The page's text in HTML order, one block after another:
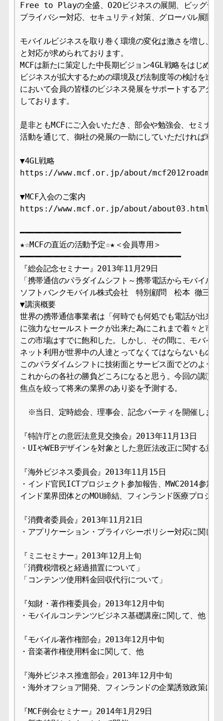
Free to Playの全盛、O2Oビジネスの展開、ビッグデー
プライバシー対応、セキュリティ対策、グローバル展開、
モバイルビジネスを取り巻く環境の変化は激さを増し、
と対応が求められております。
MCFは新たに策定した中長期ビジョン4GL戦略をはじめ、
ビジネスが拡大するための環境及び法制度等の検討を進
において会員の皆様のビジネス発展をサポートするアク
しております。
是非ともMCFにご入会いただき、部会や勉強会、セミナー
活動を通じて、御社の発展の一助にしていただければ幸
▼4GL戦略
https://www.mcf.or.jp/about/
▼MCF入会のご案内
https://www.mcf.or.jp/about/about03.html
━━━━━━━━━━━━━━━━━━━━━━━━━━━━━━━━━━
★☆MCFの直近の活動予定☆★＜会員専用＞
━━━━━━━━━━━━━━━━━━━━━━━━━━━━━━━━━━
『総会記念セミナー』2013年11月29日
「携帯通信のパラダイムシフト～携帯電話からモバイル
ソフトバンクモバイル株式会社　特別顧問　松本 徹三 様
▼講演概要
世界の携帯通信事業者は「何時でも何処でも電話が出来
に強力なセールストークが出来た為にこれまで着々と市
この市場はすでに飽和した。しかし、その間に、モバイ
ネット利用が世界中の人達とってなくてはならないもの
このパラダイムシフトに技術面とサービス面でどのよう
これからの各社の勝負どころになると思う。今回の講演
焦点を絞って将来の業界のあり姿を予測する。
※当日、定時総会、理事会、記念パーティを開催します
『特許庁との意匠法意見交換会』2013年11月13日
・UIやWEBデザインを対象とした意匠法改正に関する意
『海外ビジネス委員会』2013年11月15日
・インド官民ICTプロジェクト参加報告、MWC2014参加
インド業界団体とのMOU締結、フィンランド医療プロジェ
『消費者委員会』2013年11月21日
・アプリケーション・プライバシーポリシー対応に関して
『ミニセミナー』2013年12月上旬
「消費税増税と経過措置について」
「コンテンツ使用料金回収代行について」
『知財・著作権委員会』2013年12月中旬
・モバイルコンテンツビジネス基礎講座に関して、他
『モバイル著作権部会』2013年12月中旬
・音楽著作権使用料金に関して、他
『海外ビジネス推進部会』2013年12月中旬
・海外オフショア開発、フィンランドの企業誘致政策に
『MCF例会セミナー』2014年1月29日